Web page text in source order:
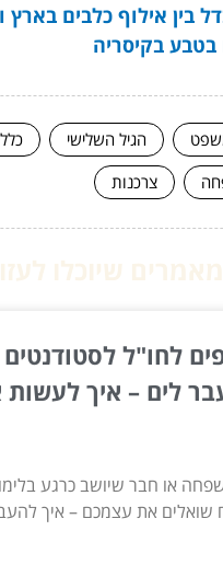
בין אילוף כלבים בארץ
בטבע בקיסריה
הגיל השלישי
צרכנות
לחו"ל לסטודנטים
לים – איך
או חבר שיושב כרגע
את עצמכם – איך